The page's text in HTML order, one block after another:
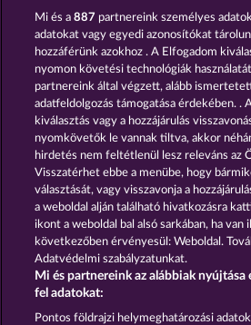
Részvételi
Adatvédelmi és
Impresszum A cég
Visszavonási kérelem
A közösségi kaszinójátékok
célt szolgálnak, és azok
befolyásolják, hogy a
pénzzel mennyire lesz sikeres
©2026 Whow
Mi és a887 partnereink személyes
adatokat vagy egyedi azonosítókat
hozzáférünk azokhoz . A Elfogadom
nyomon követési technológiák
partnereink által végzett, alább
adatfeldolgozás támogatása érdekében. .
kiválasztás vagy a hozzájárulás
nyomkövetők le vannak tiltva, akkor
hirdetés nem feltétlenül lesz releváns az
Visszatérhet ebbe a menübe, hogy
választását, vagy visszavonja a
a weboldal alján található hivatkozásra
ikont a weboldal bal alsó sarkában, ha van
következőben érvényesül: Weboldal.
Adatvédelmi szabályzatunkat.
Mi és partnereink az alábbiak nyújtása
fel adatokat:
Pontos földrajzi helymeghatározási